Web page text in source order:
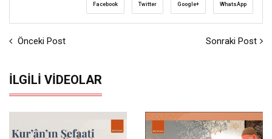
Facebook Twitter Google+ WhatsApp
Önceki Post Sonraki Post
İLGILI VIDEOLAR